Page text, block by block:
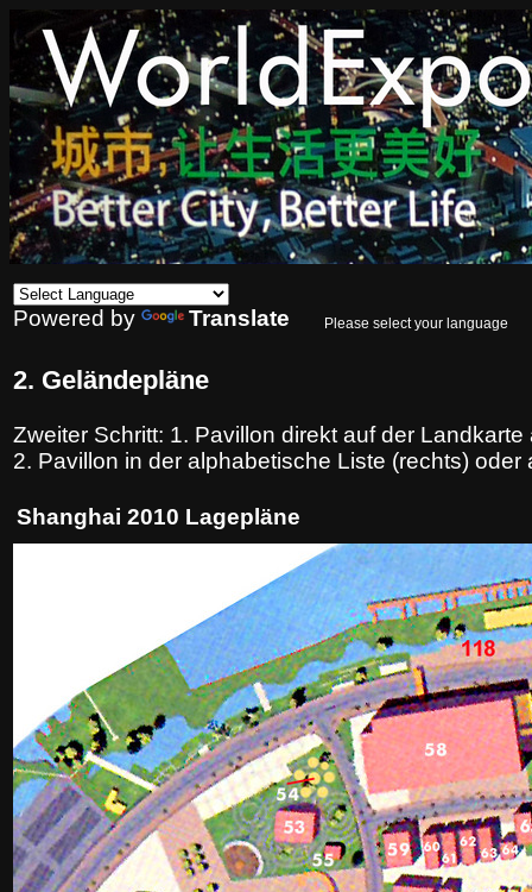
Powered by Translate Please select your language
2. Geländepläne
Zweiter Schritt: 1. Pavillon direkt auf der Landkarte
2. Pavillon in der alphabetische Liste (rechts)
Shanghai 2010 Lagepläne